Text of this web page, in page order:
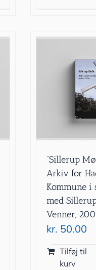
”Sillerup
Arkiv for
Kommune i
med
Venner,
kr. 50.00
Tilføj til
kurv